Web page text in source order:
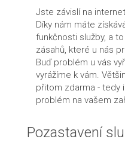
Jste závislí na
Díky nám máte
funkčnosti služby, a
zásahů, které u nás
Buď problém u vás
vyrážíme k vám.
přitom zdarma - tedy
problém na vašem
Pozastavení